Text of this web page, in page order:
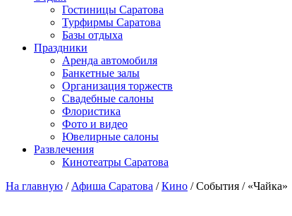
Гостиницы Саратова
Турфирмы Саратова
Базы отдыха
Праздники
Аренда автомобиля
Банкетные залы
Организация торжеств
Свадебные салоны
Флористика
Фото и видео
Ювелирные салоны
Развлечения
Кинотеатры Саратова
На главную / Афиша Саратова /Кино /События / «Чайка»